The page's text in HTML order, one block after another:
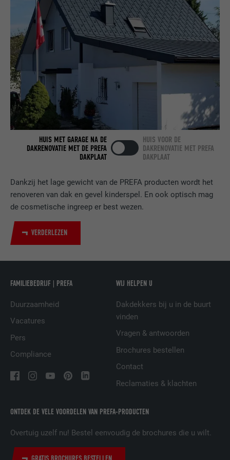
Dankzij het lage gewicht van de PREFA producten wordt het
renoveren van dak en gevel kinderspel. En ook optisch mag
de cosmetische ingreep er best wezen.
VERDERLEZEN
HUIS MET GARAGE NA DE
DAKRENOVATIE MET DE PREFA
DAKPLAAT
HUIS VOOR DE
DAKRENOVATIE MET PREFA
DAKPLAAT
ONTDEK DE VELE VOORDELEN VAN PREFA-PRODUCTEN
Overtuig uzelf nu! Bestel eenvoudig de brochures die u wilt.
FAMILIEBEDRIJF | PREFA
Duurzaamheid
Vacatures
Pers
Compliance
WIJ HELPEN U
Dakdekkers bij u in de buurt
vinden
Vragen & antwoorden
Brochures bestellen
Contact
Reclamaties & klachten
AANBIEDER LinkedIn
VERVALTIJD 2 jaar
DOEL
Gebruikt door de socialnetworking-dienst
LinkedIn voor het volgen van het gebruik
van ingebedde diensten.
NAAM bscookie
AANBIEDER LinkedIn
DOEL
Gebruikt door de socialnetworking-dienst
LinkedIn voor het volgen van het gebruik
DOEL
Wordt gebruikt om bezoekers op meerdere
websites te volgen, om op basis van de
reclame te presenteren.
AANBIEDER LinkedIn
VERVALTIJD 1 dag